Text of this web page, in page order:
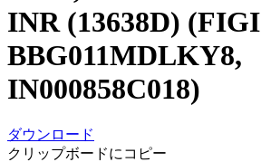
INR (13638D) (FIGI
BBG011MDLKY8,
IN000858C018)
ダウンロード
クリップボードにコピー